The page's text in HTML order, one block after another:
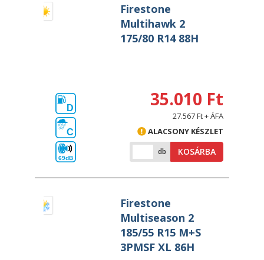
Firestone
Multihawk 2
175/80 R14 88H
D
C
69dB
35.010 Ft
27.567 Ft + ÁFA
ALACSONY KÉSZLET
db KOSÁRBA
Firestone
Multiseason 2
185/55 R15 M+S
3PMSF XL 86H